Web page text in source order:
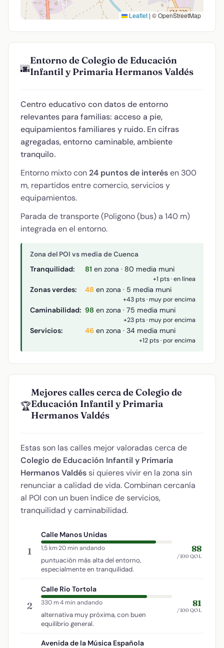
Leaflet | © OpenStreetMap
🌆
Entorno de Colegio de Educación
Infantil y Primaria Hermanos Valdés
Centro educativo con datos de entorno
relevantes para familias: acceso a pie,
equipamientos familiares y ruido. En cifras
agregadas, entorno caminable, ambiente
tranquilo.
Entorno mixto con 24 puntos de interésen 300
m, repartidos entre comercio, servicios y
equipamientos.
Parada de transporte (Poligono (bus) a 140 m)
integrada en el entorno.
Zona del POI vs media de Cuenca
Tranquilidad: 81 en zona · 80 media muni
+1 pts · en línea
Zonas verdes: 48 en zona · 5 media muni
+43 pts · muy por encima
Caminabilidad: 98 en zona · 75 media muni
+23 pts · muy por encima
Servicios: 46 en zona · 34 media muni
+12 pts · por encima
🏆
Mejores calles cerca de Colegio de
Educación Infantil y Primaria
Hermanos Valdés
Estas son las calles mejor valoradas cerca de
Colegio de Educación Infantil y Primaria
Hermanos Valdés si quieres vivir en la zona sin
renunciar a calidad de vida. Combinan cercanía
al POI con un buen índice de servicios,
tranquilidad y caminabilidad.
1
Calle Manos Unidas
1,5 km·20 min andando
puntuación más alta del entorno,
especialmente en tranquilidad.
88
/100 QOL
2
Calle Rio Tortola
330 m·4 min andando
alternativa muy próxima, con buen
equilibrio general.
81
/100 QOL
Avenida de la Música Española